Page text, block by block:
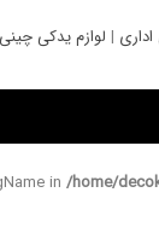
| لوازم یدکی چینی
in /home/